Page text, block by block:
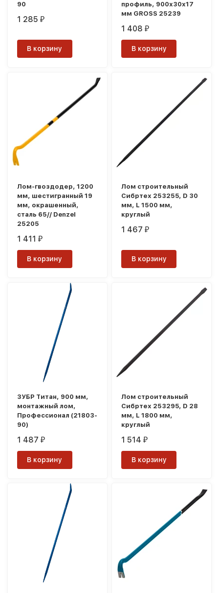
90
1 285₽
В корзину
профиль, 900х30х17
мм GROSS 25239
1 408₽
В корзину
Лом-гвоздодер, 1200
мм, шестигранный 19
мм, окрашенный,
сталь 65// Denzel
25205
1 411₽
В корзину
Лом строительный
Сибртех 253255, D 30
мм, L 1500 мм,
круглый
1 467₽
В корзину
ЗУБР Титан, 900 мм,
монтажный лом,
Профессионал (21803-
90)
1 487₽
В корзину
Лом строительный
Сибртех 253295, D 28
мм, L 1800 мм,
круглый
1 514₽
В корзину